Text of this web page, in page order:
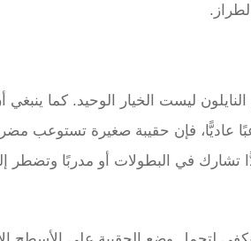
ليست الخيار الوحيد. كما ينبغي
عاديًّا، فإن حقيبة صغيرة تستوعب
تشارك في البطولات أو مدربًا